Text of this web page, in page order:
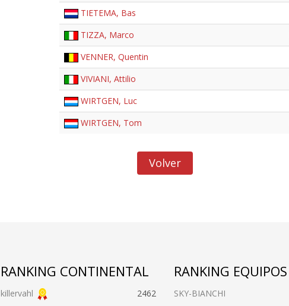
TIETEMA, Bas
TIZZA, Marco
VENNER, Quentin
VIVIANI, Attilio
WIRTGEN, Luc
WIRTGEN, Tom
Volver
RANKING CONTINENTAL
killervahl
2462
RANKING EQUIPOS
SKY-BIANCHI